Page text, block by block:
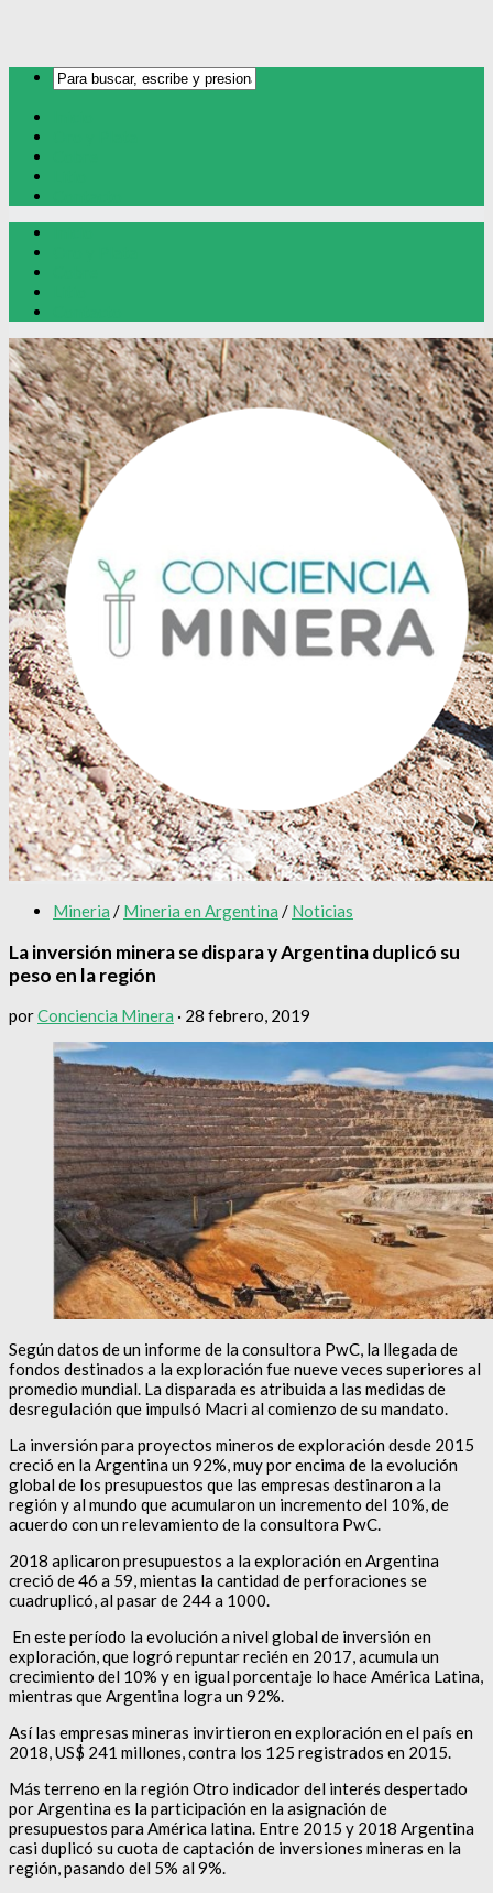
Mineria / Mineria en Argentina / Noticias
La inversión minera se dispara y Argentina duplicó su
peso en la región
porConciencia Minera · 28 febrero, 2019
Según datos de un informe de la consultora PwC, la llegada de
fondos destinados a la exploración fue nueve veces superiores al
promedio mundial. La disparada es atribuida a las medidas de
desregulación que impulsó Macri al comienzo de su mandato.
La inversión para proyectos mineros de exploración desde 2015
creció en la Argentina un 92%, muy por encima de la evolución
global de los presupuestos que las empresas destinaron a la
región y al mundo que acumularon un incremento del 10%, de
acuerdo con un relevamiento de la consultora PwC.
2018 aplicaron presupuestos a la exploración en Argentina
creció de 46 a 59, mientas la cantidad de perforaciones se
cuadruplicó, al pasar de 244 a 1000.
En este período la evolución a nivel global de inversión en
exploración, que logró repuntar recién en 2017, acumula un
crecimiento del 10% y en igual porcentaje lo hace América Latina,
mientras que Argentina logra un 92%.
Así las empresas mineras invirtieron en exploración en el país en
2018, US$ 241 millones, contra los 125 registrados en 2015.
Más terreno en la región Otro indicador del interés despertado
por Argentina es la participación en la asignación de
presupuestos para América latina. Entre 2015 y 2018 Argentina
casi duplicó su cuota de captación de inversiones mineras en la
región, pasando del 5% al 9%.